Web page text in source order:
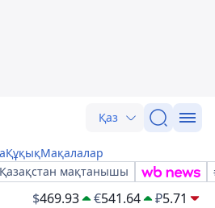
Қаз
ҚұқықМақалалар
мақтанышы
$469.93 €541.64 ₽5.71